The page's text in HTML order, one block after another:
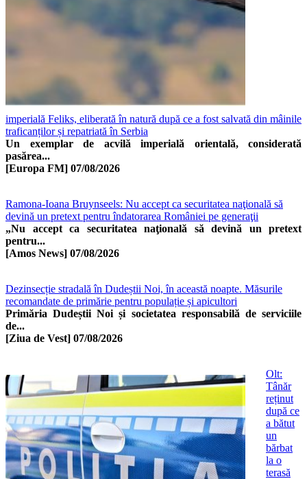
imperială Feliks, eliberată în natură după ce a fost salvată din mâinile
traficanților și repatriată în Serbia
Un exemplar de acvilă imperială orientală, considerată
pasărea...
[Europa FM] 07/08/2026
Ramona-Ioana Bruynseels: Nu accept ca securitatea naţională să
devină un pretext pentru îndatorarea României pe generaţii
„Nu accept ca securitatea naţională să devină un pretext
pentru...
[Amos News] 07/08/2026
Dezinsecție stradală în Dudeștii Noi, în această noapte. Măsurile
recomandate de primărie pentru populație și apicultori
Primăria Dudeștii Noi și societatea responsabilă de serviciile
de...
[Ziua de Vest] 07/08/2026
Olt:
Tânăr
reținut
după ce
a bătut
un
bărbat
la o
terasă